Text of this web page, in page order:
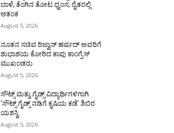
ಬಾಳೆ, ತೆಂಗಿನ ತೋಟ ಧ್ವಂಸ; ರೈತರಲ್ಲಿ
ಆತಂಕ
August 5, 2026
ನೂತನ ಸಚಿವ ರಿಜ್ವಾನ್ ಹರ್ಷದ್ ಅವರಿಗೆ
ಶುಭಾಶಯ ಕೋರಿದ ಕಾಪು ಕಾಂಗ್ರೆಸ್
ಮುಖಂಡರು
August 5, 2026
ಸೌಟ್ಸ್ ಮತ್ತು ಗೈಡ್ಸ್ ವಿದ್ಯಾರ್ಥಿಗಳಿಗಾಗಿ
‘ಸೌಟ್ಸ್ ಗೈಡ್ಸ್ ನಡಿಗೆ ಕೃಷಿಯ ಕಡೆ’ ಶಿಬಿರ
ಯಶಸ್ವಿ
August 5, 2026